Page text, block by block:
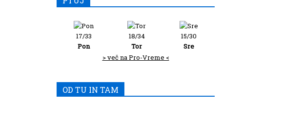
17/33
Pon
18/34
Tor
15/30
Sre
> več na Pro-Vreme <
OD TU IN TAM